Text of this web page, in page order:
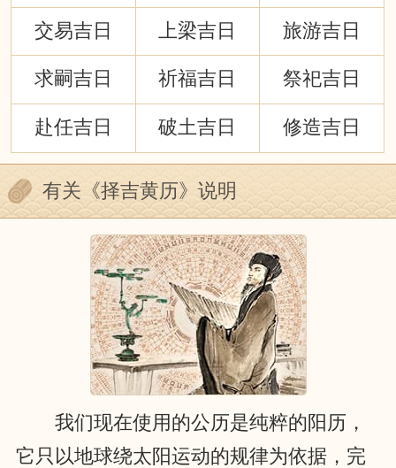
交易吉日 上梁吉日 旅游吉日
求嗣吉日 祈福吉日 祭祀吉日
赴任吉日 破土吉日 修造吉日
有关《择吉黄历》说明
我们现在使用的公历是纯粹的阳历，
它只以地球绕太阳运动的规律为依据，完